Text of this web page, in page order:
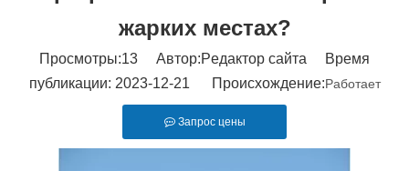
жарких местах?
Просмотры:13 Автор:Pедактор сайта Время
публикации: 2023-12-21 Происхождение:Работает
Запрос цены